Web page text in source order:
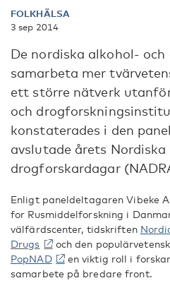
FOLKHÄLSA
3 sep 2014
De nordiska alkohol-
samarbeta mer
ett större nätverk
och
konstaterades i den
avslutade årets
drogforskardagar
Enligt paneldeltagaren Vibeke
for Rusmiddelforskning i
välfärdscenter, tidskriften
Drugs
och den
PopNAD
en viktig roll i
samarbete på bredare front.